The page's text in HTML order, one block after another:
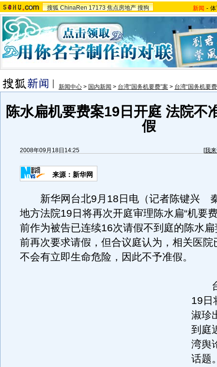
搜狐 ChinaRen 17173 焦点房地产 搜狗 新闻 -
新闻中心 > 国内新闻 > 台湾“国务机要费”案 > 台湾“国务机要
陈水扁机要费案19日开庭 法院不
假
2008年09月18日14:25 [我
来源：新华网
新华网台北9月18日电（记者陈键兴
地方法院19日将再次开庭审理陈水扁“机要
前作为被告已连续16次请假不到庭的陈水
前再次要求请假，但合议庭认为，相关医院
不会有立即生命危险，因此不予准假。
台
19日
淑珍
到庭
湾舆
话题